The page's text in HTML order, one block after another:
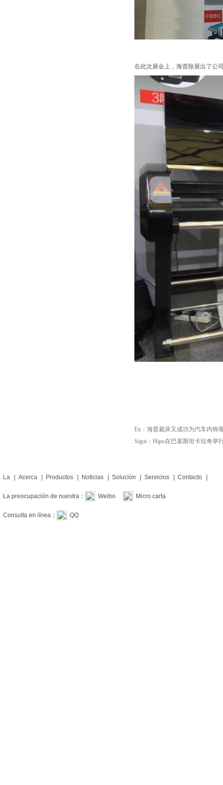
在此次展会上，海普除展出了公
En： 海普裁床又成功为汽车内饰
Sigui： Hipo在巴基斯坦卡拉奇举
La Acerca Productos Noticias Solución Servicios Contacto
La preocupación de nuestra： Weibo Micro carta
Consulta en línea： QQ